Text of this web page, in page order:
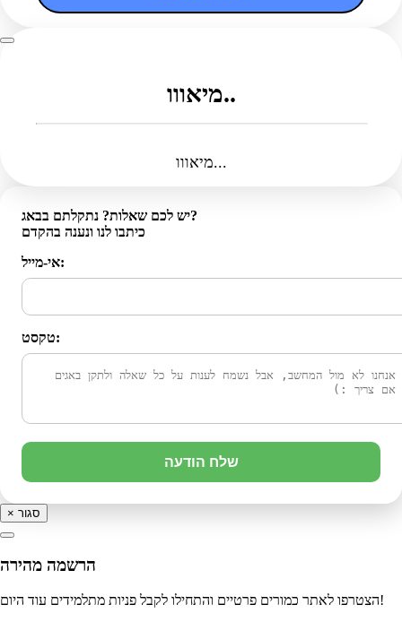
מיאווו..
מיאווו...
יש לכם שאלות? נתקלתם בבאג?
כיתבו לנו ונענה בהקדם
אי-מייל:
טקסט:
שלח הודעה
× סגור
הרשמה מהירה
הצטרפו לאתר כמורים פרטיים והתחילו לקבל פניות מתלמידים עוד היום!